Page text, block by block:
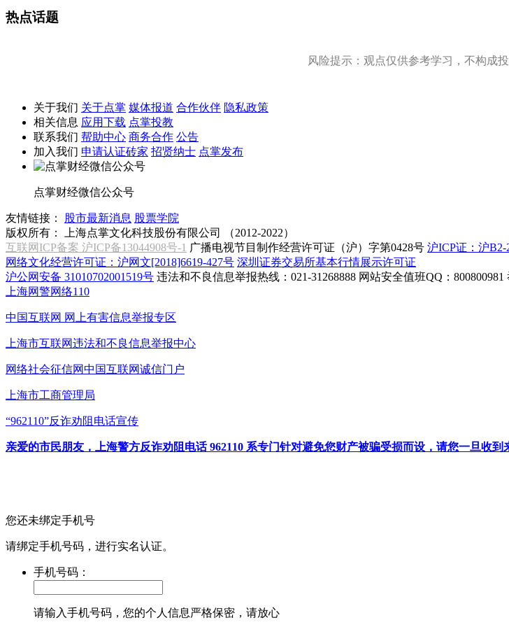
热点话题
风险提示：观点仅供参考学习，不构成
关于我们 关于点掌 媒体报道 合作伙伴 隐私政策
相关信息 应用下载 点掌投教
联系我们 帮助中心 商务合作 公告
加入我们 申请认证砖家 招贤纳士 点掌发布
点掌财经微信公众号
友情链接： 股市最新消息 股票学院
版权所有：
上海点掌文化科技股份有限公司 （2012-2022）
互联网ICP备案 沪ICP备13044908号-1 广播电视节目制作经营许可证（沪）字第0428号 沪ICP证：沪B2-
网络文化经营许可证：沪网文[2018]6619-427号 深圳证券交易所基本行情展示许可证
沪公网安备 31010702001519号 违法和不良信息举报热线：021-31268888 网站安全值班QQ：800800981
上海网警网络110
中国互联网 网上有害信息举报专区
上海市互联网违法和不良信息举报中心
网络社会征信网中国互联网诚信门户
上海市工商管理局
“962110”反诈劝阻电话宣传
亲爱的市民朋友，上海警方反诈劝阻电话 962110 系专门针对避免您财产被骗受损而设，请您一旦收到
您还未绑定手机号
请绑定手机号码，进行实名认证。
手机号码：
请输入手机号码，您的个人信息严格保密，请放心